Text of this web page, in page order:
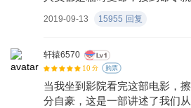
家里有任何联系的，所以我们
2019-09-13 15955 回复
轩辕6570
10 分 购票
当我坐到影院看完这部电影，
分自豪，这是一部讲述了我们